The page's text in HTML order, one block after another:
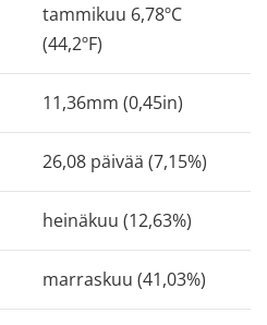
tammikuu 6,78ºC
(44,2ºF)
11,36mm (0,45in)
26,08 päivää (7,15%)
heinäkuu (12,63%)
marraskuu (41,03%)